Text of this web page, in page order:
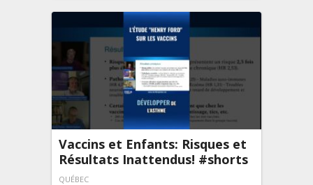
Vaccins et Enfants: Risques et
Résultats Inattendus! #shorts
QUÉBEC